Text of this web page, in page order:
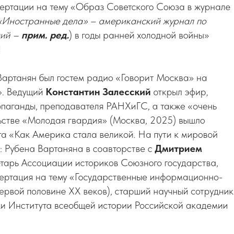
на тему «Образ Советского Союза в журнале
дела» – американский журнал по
– прим. ред.) в годы ранней холодной войны»
был гостем радио «Говорит Москва» на
Ведущий Константин Залесский открыл эфир,
преподавателя РАНХиГС, а также «очень
«Молодая гвардия» (Москва, 2025) вышло
«Как Америка стала великой. На пути к мировой
Рубена Вартаняна в соавторстве с Дмитрием
Ассоциации историков Союзного государства,
на тему «Государственные информационно-
половине ХХ веков), старший научный сотрудник
Института всеобщей истории Российской академии